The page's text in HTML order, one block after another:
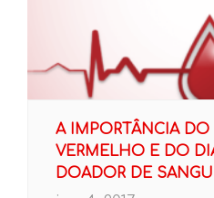
A IMPORTÂNCIA
VERMELHO E DO
DOADOR DE